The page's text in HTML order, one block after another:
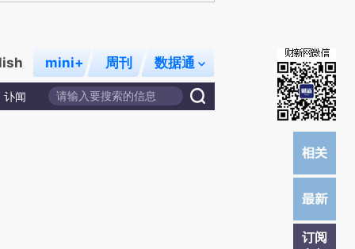
mini+ 周刊 数据通
讣闻
订阅